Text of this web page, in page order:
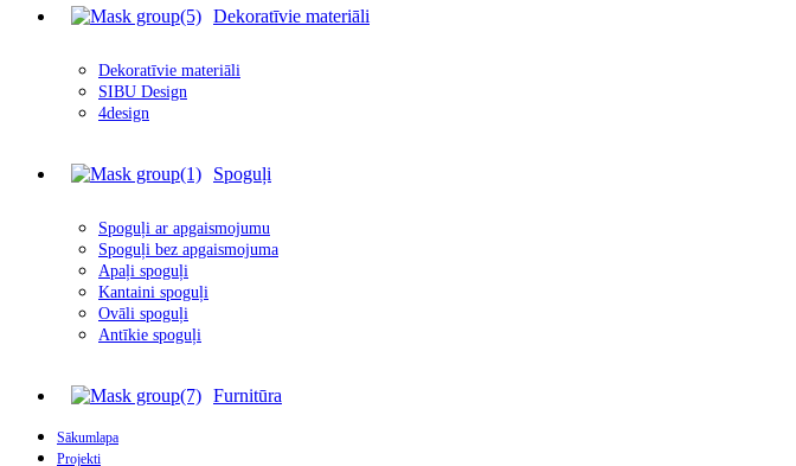
Dekoratīvie materiāli
Dekoratīvie materiāli
SIBU Design
4design
Spoguļi
Spoguļi ar apgaismojumu
Spoguļi bez apgaismojuma
Apaļi spoguļi
Kantaini spoguļi
Ovāli spoguļi
Antīkie spoguļi
Furnitūra
Sākumlapa
Projekti